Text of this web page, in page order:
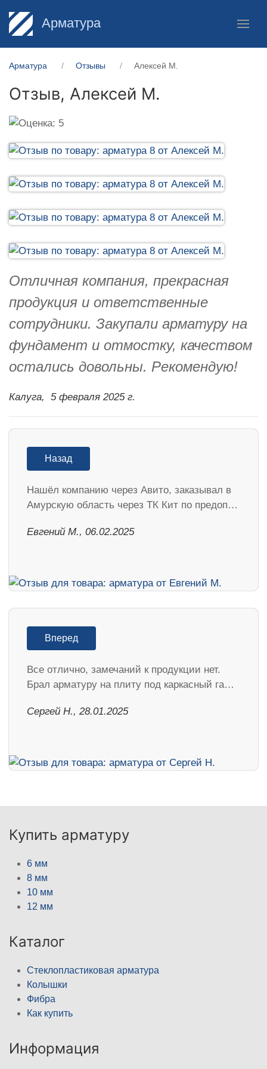
Арматура
Арматура Отзывы Алексей М.
Отзыв, Алексей М.
Отличная компания, прекрасная
продукция и ответственные
сотрудники. Закупали арматуру на
фундамент и отмостку, качеством
остались довольны. Рекомендую!
Калуга, 5 февраля 2025 г.
Назад
Нашёл компанию через Авито, заказывал в
Амурскую область через ТК Кит по предоп…
​Евгений М., 06.02.2025
Вперед
Все отлично, замечаний к продукции нет.
Брал арматуру на плиту под каркасный га…
Сергей Н., 28.01.2025
Купить арматуру
6 мм
8 мм
10 мм
12 мм
Каталог
Стеклопластиковая арматура
Колышки
Фибра
Как купить
Информация